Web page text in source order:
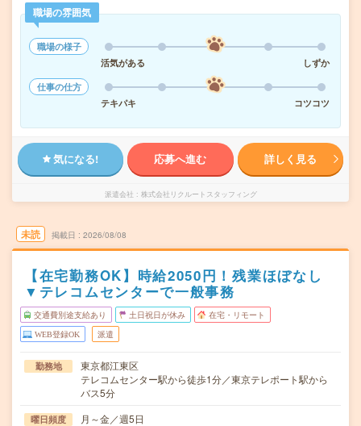
職場の雰囲気
職場の様子
活気がある
しずか
仕事の仕方
テキパキ
コツコツ
気になる! 応募へ進む 詳しく見る
派遣会社 株式会社リクルートスタッフィング
未読 掲載日 2026/08/08
【在宅勤務OK】時給2050円！残業ほぼなし
▼テレコムセンターで一般事務
交通費別途支給あり 土日祝日が休み 在宅・リモート
WEB登録OK 派遣
勤務地
東京都江東区
テレコムセンター駅から徒歩1分／東京テレポート駅から
バス5分
曜日頻度 月～金／週5日